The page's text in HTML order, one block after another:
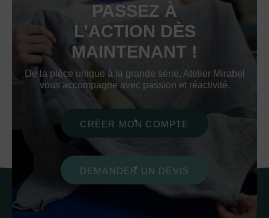
PASSEZ À
L’ACTION DÈS
MAINTENANT !
De la pièce unique à la grande série, Atelier Mirabel
vous accompagne avec passion et réactivité.
CRÉER MON COMPTE
DEMANDER UN DEVIS